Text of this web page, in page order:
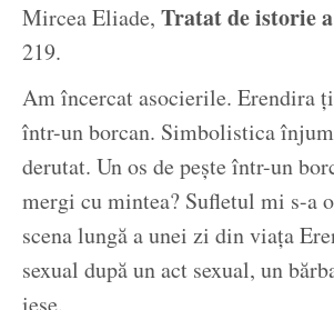
Mircea Eliade, Tratat de istorie
219.
Am încercat asocierile. Erendira
într-un borcan. Simbolistica
derutat. Un os de pește într-un
mergi cu mintea? Sufletul mi s-a
scena lungă a unei zi din viața
sexual după un act sexual, un